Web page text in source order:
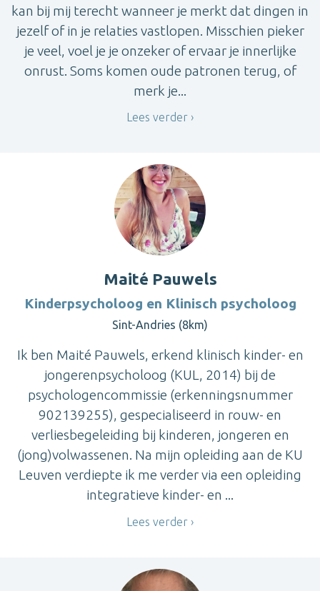
kan bij mij terecht wanneer je merkt dat dingen in
jezelf of in je relaties vastlopen. Misschien pieker
je veel, voel je je onzeker of ervaar je innerlijke
onrust. Soms komen oude patronen terug, of
merk je...
Lees verder
Maité Pauwels
Kinderpsycholoog en Klinisch psycholoog
Sint-Andries (8km)
Ik ben Maité Pauwels, erkend klinisch kinder- en
jongerenpsycholoog (KUL, 2014) bij de
psychologencommissie (erkenningsnummer
902139255), gespecialiseerd in rouw- en
verliesbegeleiding bij kinderen, jongeren en
(jong)volwassenen. Na mijn opleiding aan de KU
Leuven verdiepte ik me verder via een opleiding
integratieve kinder- en ...
Lees verder